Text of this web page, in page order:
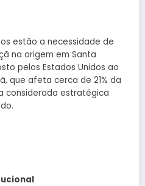
estão a necessidade de
na origem em Santa
pelos Estados Unidos ao
que afeta cerca de 21% da
considerada estratégica